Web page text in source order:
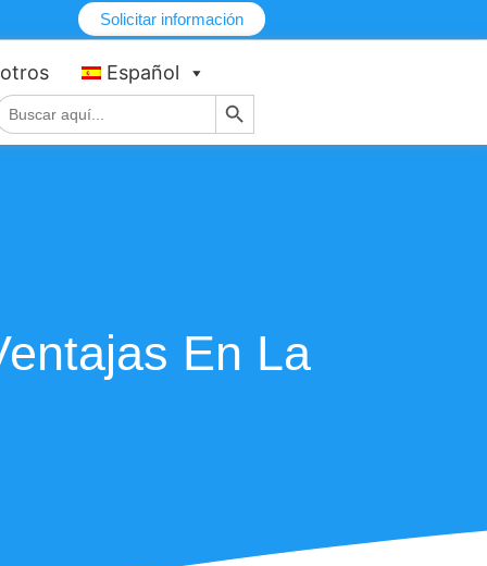
Solicitar información
Español
Botón de búsqueda
En La